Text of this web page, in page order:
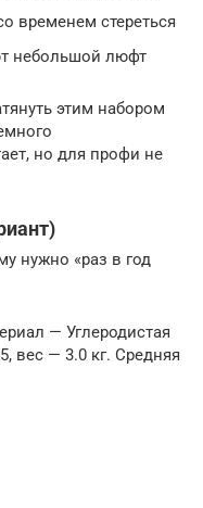
временем стереться
небольшой люфт
этим набором
но для профи не
нужно «раз в год
— Углеродистая
вес — 3.0 кг. Средняя